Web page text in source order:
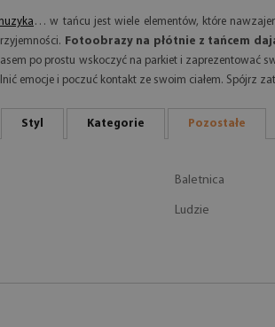
… w tańcu jest wiele elementów, które
Fotoobrazy na płótnie z tańcem
po prostu wskoczyć na parkiet i zaprezentować
emocje i poczuć kontakt ze swoim ciałem. Spójrz
Styl Kategorie Pozostałe
Baletnica
Ludzie